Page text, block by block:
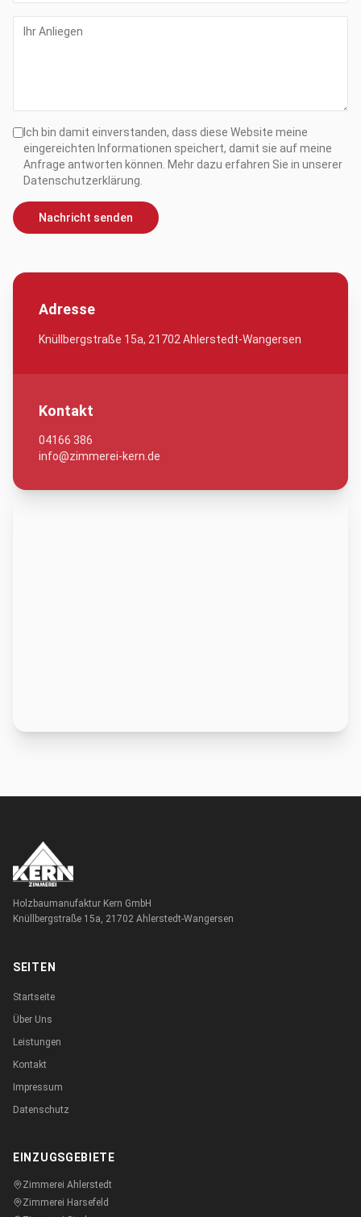
Ich bin damit einverstanden, dass diese Website meine
eingereichten Informationen speichert, damit sie auf meine
Anfrage antworten können. Mehr dazu erfahren Sie in unserer
Datenschutzerklärung.
Nachricht senden
Adresse
Knüllbergstraße 15a, 21702 Ahlerstedt-Wangersen
Kontakt
04166 386
info@zimmerei-kern.de
Holzbaumanufaktur Kern GmbH
Knüllbergstraße 15a, 21702 Ahlerstedt-Wangersen
SEITEN
Startseite
Über Uns
Leistungen
Kontakt
Impressum
Datenschutz
EINZUGSGEBIETE
Zimmerei Ahlerstedt
Zimmerei Harsefeld